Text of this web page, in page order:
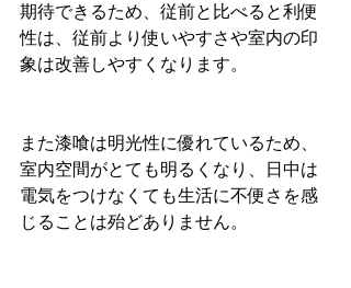
期待できるため、従前と比べると利便
性は、従前より使いやすさや室内の印
象は改善しやすくなります。
また漆喰は明光性に優れているため、
室内空間がとても明るくなり、日中は
電気をつけなくても生活に不便さを感
じることは殆どありません。